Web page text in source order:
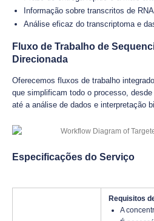
Informação sobre transcritos de RNA
Análise eficaz do transcriptoma e
Fluxo de Trabalho de
Direcionada
Oferecemos fluxos de trabalho
que simplificam todo o processo,
até a análise de dados e interpretação
Especificações do Serviço
Requisitos
A